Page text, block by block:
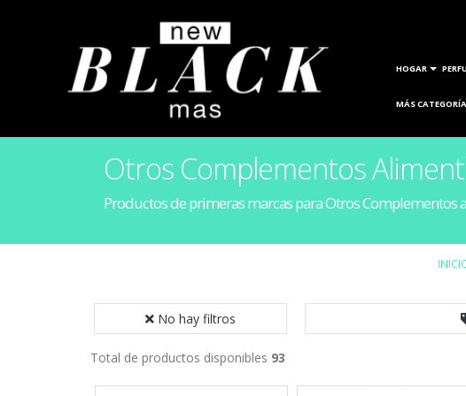
HOGAR
MÁS
Otros Complementos
Productos de primeras marcas para Otros Complementos
No hay filtros
Total de productos disponibles 93